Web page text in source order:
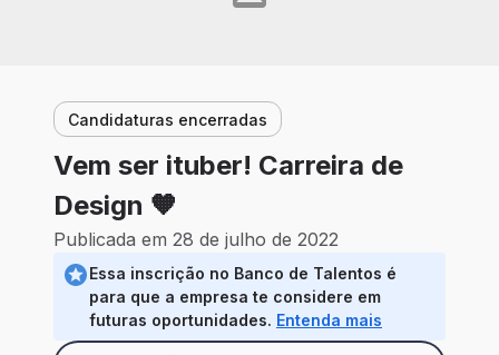
Candidaturas encerradas
Vem ser ituber! Carreira de
Design 🧡
Publicada em 28 de julho de 2022
Essa inscrição no Banco de Talentos é
para que a empresa te considere em
futuras oportunidades. Entenda mais